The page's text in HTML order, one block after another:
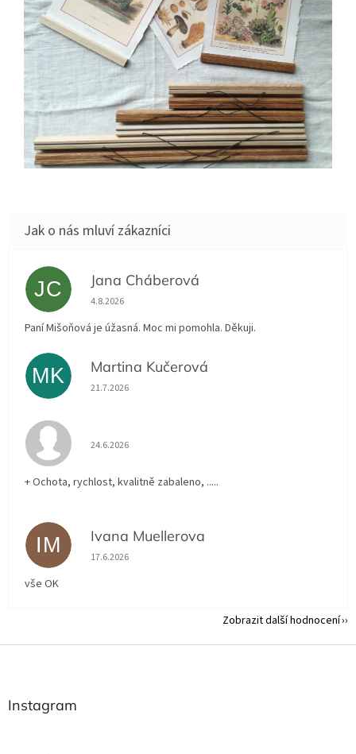
JC Jana Cháberová
Hodnocení obchodu je 5 z 5 hvězdiček.
4.8.2026
Paní Mišoňová je úžasná. Moc mi pomohla. Děkuji.
MK Martina Kučerová
Hodnocení obchodu je 5 z 5 hvězdiček.
21.7.2026
Hodnocení obchodu je 5 z 5 hvězdiček.
24.6.2026
+ Ochota, rychlost, kvalitně zabaleno, .....
IM Ivana Muellerova
Hodnocení obchodu je 5 z 5 hvězdiček.
17.6.2026
vše OK
Zobrazit další hodnocení
Z
Instagram